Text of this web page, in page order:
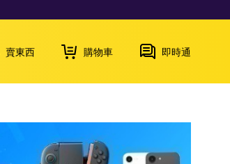
賣東西 購物車 即時通